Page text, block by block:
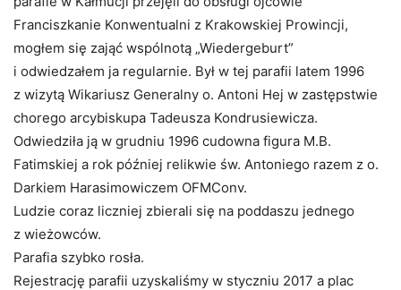
Franciszkanie Konwentualni z Krakowskiej Prowincji,
mogłem się zająć wspólnotą „Wiedergeburt”
i odwiedzałem ja regularnie. Był w tej parafii latem 1996
z wizytą Wikariusz Generalny o. Antoni Hej w zastępstwie
chorego arcybiskupa Tadeusza Kondrusiewicza.
Odwiedziła ją w grudniu 1996 cudowna figura M.B.
Fatimskiej a rok później relikwie św. Antoniego razem z o.
Darkiem Harasimowiczem OFMConv.
Ludzie coraz liczniej zbierali się na poddaszu jednego
z wieżowców.
Parafia szybko rosła.
Rejestrację parafii uzyskaliśmy w styczniu 2017 a plac